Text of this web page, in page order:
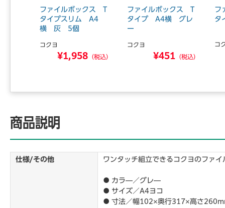
ファイルボックス T
タイプスリム A4
横 灰 5個
コクヨ
¥1,958 （税込）
ファイルボックス T
タイプ A4横 グレ
ー
コクヨ
¥451 （税込）
フ
タ
コ
商品説明
仕様/その他 ワンタッチ組立できるコクヨのファ
● カラ―／グレ―
● サイズ／A4ヨコ
● 寸法／幅102×奥行317×高さ